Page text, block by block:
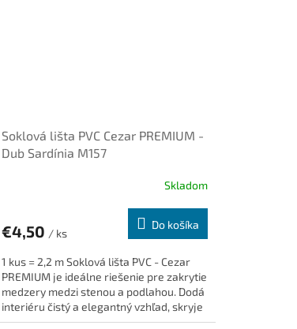
Soklová lišta PVC Cezar PREMIUM -
Dub Sardínia M157
Skladom
€4,50 / ks
Do košíka
1 kus = 2,2 m Soklová lišta PVC - Cezar
PREMIUM je ideálne riešenie pre zakrytie
medzery medzi stenou a podlahou. Dodá
interiéru čistý a elegantný vzhľad, skryje
káble a je...